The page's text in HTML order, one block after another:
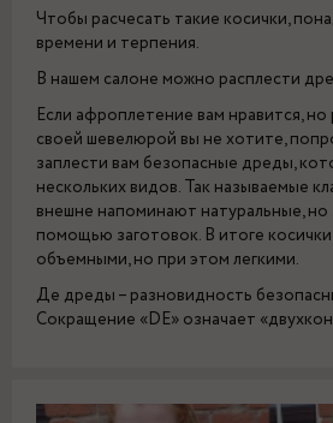
Чтобы расчесать такие косички,
времени и терпения.
В нашем салоне можно расплести
Если афроплетение вам нравится, но
своей шевелюрой вы не хотите,
заплести вам безопасные дреды,
нескольких видов. Так называемые
внешне напоминают натуральные, но
помощью заготовок. В итоге
объемными, но при этом легкими.
Де дреды – разновидность
Сокращение «DE» означает